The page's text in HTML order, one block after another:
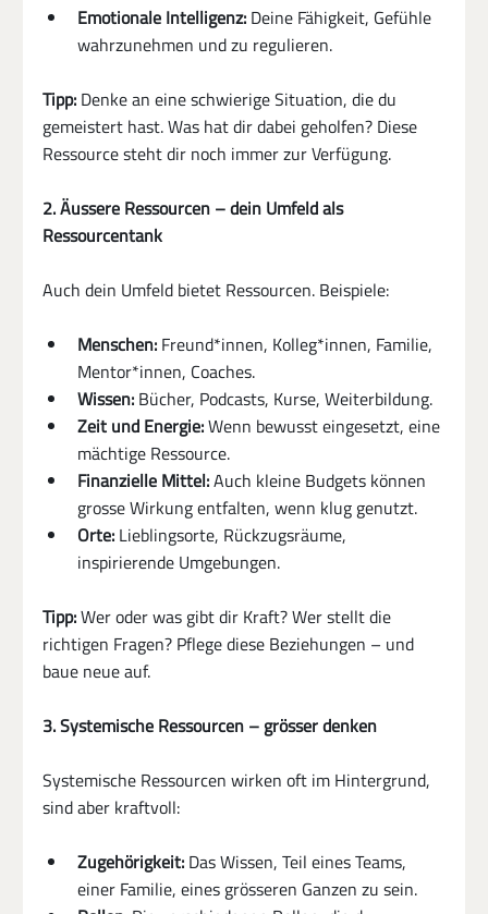
Emotionale Intelligenz: Deine Fähigkeit, Gefühle
wahrzunehmen und zu regulieren.
Tipp: Denke an eine schwierige Situation, die du
gemeistert hast. Was hat dir dabei geholfen? Diese
Ressource steht dir noch immer zur Verfügung.
2. Äussere Ressourcen – dein Umfeld als
Ressourcentank
Auch dein Umfeld bietet Ressourcen. Beispiele:
Menschen: Freund*innen, Kolleg*innen, Familie,
Mentor*innen, Coaches.
Wissen: Bücher, Podcasts, Kurse, Weiterbildung.
Zeit und Energie: Wenn bewusst eingesetzt, eine
mächtige Ressource.
Finanzielle Mittel: Auch kleine Budgets können
grosse Wirkung entfalten, wenn klug genutzt.
Orte: Lieblingsorte, Rückzugsräume,
inspirierende Umgebungen.
Tipp: Wer oder was gibt dir Kraft? Wer stellt die
richtigen Fragen? Pflege diese Beziehungen – und
baue neue auf.
3. Systemische Ressourcen – grösser denken
Systemische Ressourcen wirken oft im Hintergrund,
sind aber kraftvoll:
Zugehörigkeit: Das Wissen, Teil eines Teams,
einer Familie, eines grösseren Ganzen zu sein.